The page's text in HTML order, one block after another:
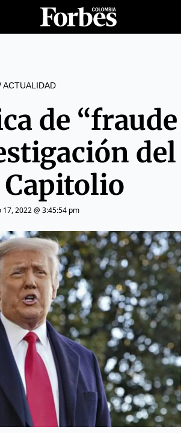
ACTUALIDAD
de “fraude
del
17, 2022 @ 3:45:54 pm